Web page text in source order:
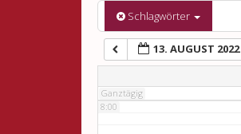
Schlagwörter
13. AUGUST 2022
Ganztägig
6:00
7:00
8:00